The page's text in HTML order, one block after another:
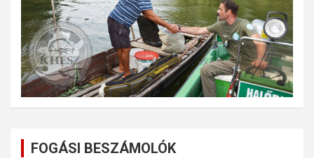
FOGÁSI BESZÁMOLÓK